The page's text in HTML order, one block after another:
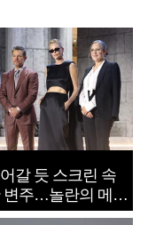
갈 듯 스크린 속
변주…놀란의 메시
쟁 속죄’